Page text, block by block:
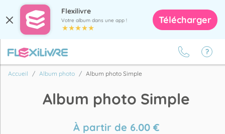
Flexilivre
Votre album dans une app ! Télécharger
Accueil Album photo Album photo Simple
Album photo Simple
À partir de 6.00€